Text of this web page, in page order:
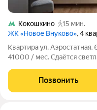
Кокошкино
15 мин.
ЖК «Новое Внуково», 4
Квартира ул.
41000 / мес. Сдаётся светлая и уютная студия (25 м) в
вариант для одного
тишину. Заезд с 13 июля
Позвонить